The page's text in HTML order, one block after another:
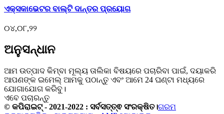
ଏକ୍ସକାଭେଟର ବାଲ୍ଟି ଦାନ୍ତର ପ୍ରୟୋଗ
୦୪,୦୮,୨୨
ଅନୁସନ୍ଧାନ
ଆମ ଉତ୍ପାଦ କିମ୍ବା ମୂଲ୍ୟ ତାଲିକା ବିଷୟରେ ପଚାରିବା ପାଇଁ, ଦୟାକରି
ଆପଣଙ୍କ ଇମେଲ୍ ଆମକୁ ପଠାନ୍ତୁ ଏବଂ ଆମେ 24 ଘଣ୍ଟା ମଧ୍ୟରେ
ଯୋଗାଯୋଗ କରିବୁ।
ଏବେ ପଚାରନ୍ତୁ
© କପିରାଇଟ୍ - 2021-2022 : ସର୍ବସତ୍ତ୍ଵ ସଂରକ୍ଷିତ।ଗରମ